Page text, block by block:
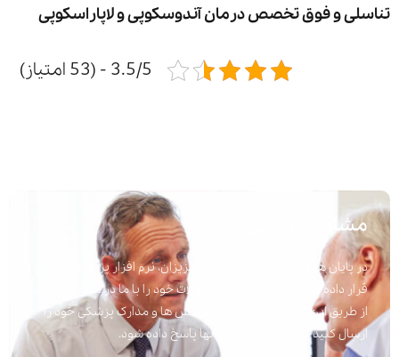
تناسلی و فوق تخصص درمان آندوسکوپی و لاپاراسکوپی
3.5/5 - (53 امتیاز)
مشاوره پزشکی
در پایان هر مقاله برای راحتی شما عزیزان، نرم افزار پرسش و پاسخ
قرار داده شده است تا به راحتی سوالات خود را با ما در میان بگذارید.
از طریق این نرم افزار می توانید پرسش ها و مدارک پزشکی خود را
ارسال کنید تا در اسرع وقت به آنها پاسخ داده شود.